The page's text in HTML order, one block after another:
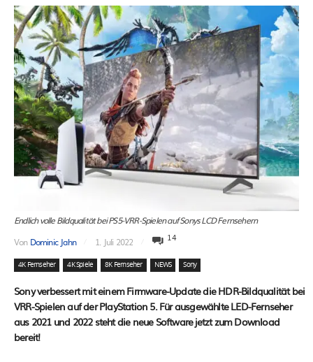
Endlich volle Bildqualität bei PS5-VRR-Spielen auf Sonys LCD Fernsehern
Von Dominic Jahn 1. Juli 2022 14
4K Fernseher 4K Spiele 8K Fernseher NEWS Sony
Sony verbessert mit einem Firmware-Update die HDR-Bildqualität bei
VRR-Spielen auf der PlayStation 5. Für ausgewählte LED-Fernseher
aus 2021 und 2022 steht die neue Software jetzt zum Download
bereit!